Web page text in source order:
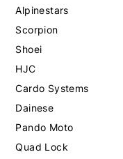
Alpinestars
Scorpion
Shoei
HJC
Cardo Systems
Dainese
Pando Moto
Quad Lock